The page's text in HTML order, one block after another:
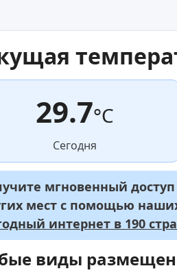
29.7°C
Сегодня
мгновенный
мест с помощью
интернет в 190
виды